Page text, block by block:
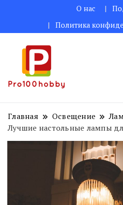
О нас
Политика
Главная Освещение
Лучшие настольные лампы